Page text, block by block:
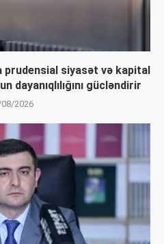
prudensial siyasət və kapital
dayanıqlılığını gücləndirir
2026